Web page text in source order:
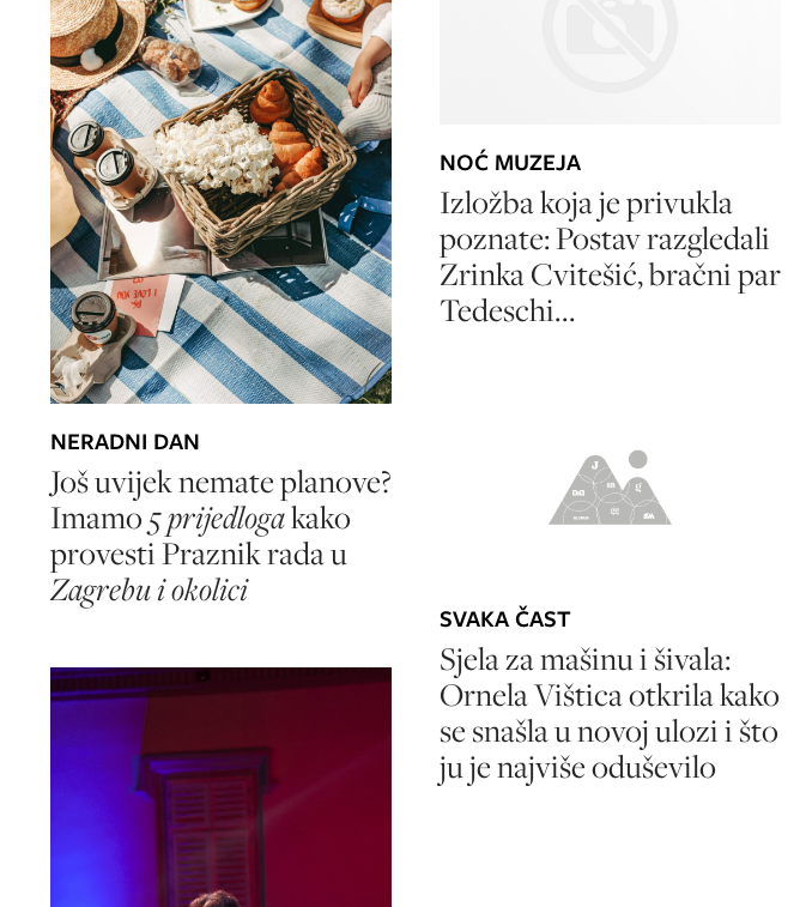
NERADNI DAN
Još uvijek nemate planove?
Imamo5 prijedlogakako
provesti Praznik rada u
Zagrebu i okolici
NOĆ MUZEJA
Izložba koja je privukla
poznate: Postav razgledali
Zrinka Cvitešić, bračni par
Tedeschi...
SVAKA ČAST
Sjela za mašinu i šivala:
Ornela Vištica otkrila kako
se snašla u novoj ulozi i što
ju je najviše oduševilo